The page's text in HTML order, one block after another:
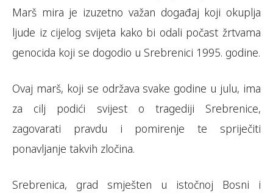
Marš mira je izuzetno važan događaj koji okuplja
ljude iz cijelog svijeta kako bi odali počast žrtvama
genocida koji se dogodio u Srebrenici 1995. godine.
Ovaj marš, koji se održava svake godine u julu, ima
za cilj podići svijest o tragediji Srebrenice,
zagovarati pravdu i pomirenje te spriječiti
ponavljanje takvih zločina.
Srebrenica, grad smješten u istočnoj Bosni i